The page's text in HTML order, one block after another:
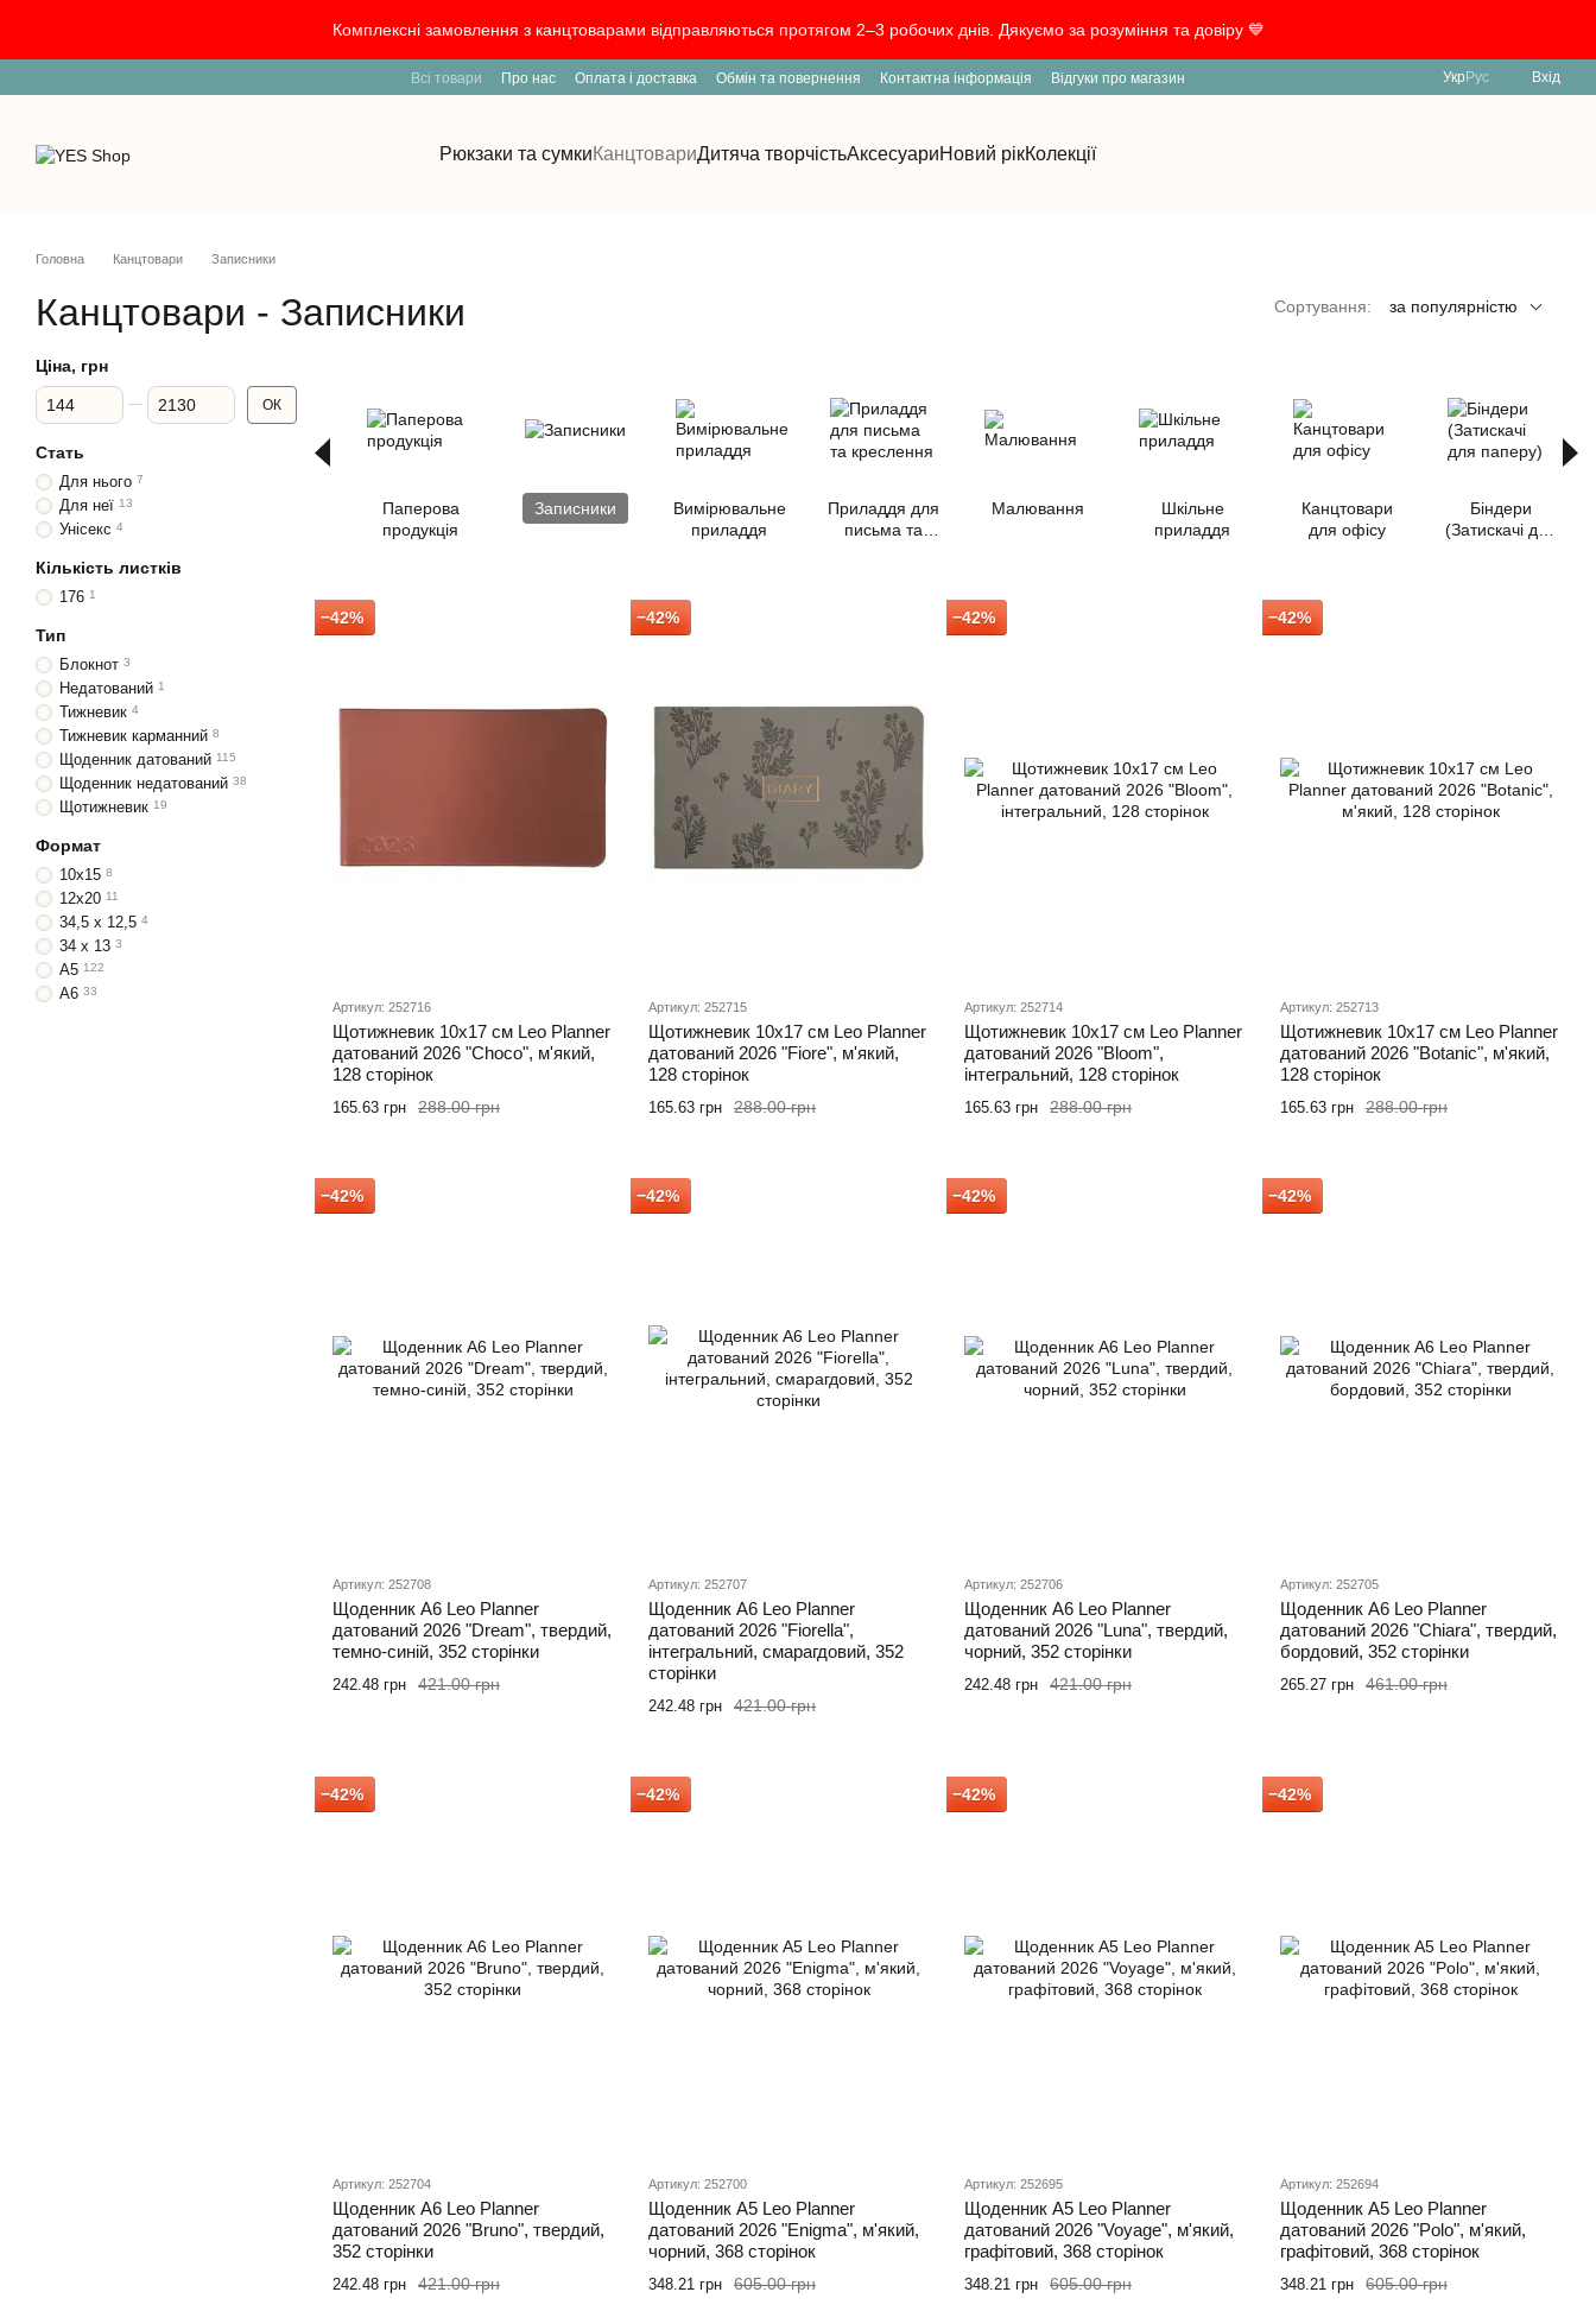
Комплексні замовлення з канцтоварами відправляються протягом 2–3 робочих днів. Дякуємо за розуміння та довіру 💙
Всі товари Про нас Оплата і доставка Обмін та повернення Контактна інформація Відгуки про магазин Укр Рус Вхід
Рюкзаки та сумкиКанцтовариДитяча творчістьАксесуариНовий рікКолекції
Головна Канцтовари Записники
Канцтовари - Записники Сортування: за популярністю
Паперова
продукція
Записники
Вимірювальне
приладдя
Приладдя для
письма та
Малювання
Шкільне
приладдя
Канцтовари
для офісу
Біндери
(Затискачі для
−42%
Артикул: 252716
Щотижневик 10х17 см Leo Planner
датований 2026 "Choco", м'який,
128 сторінок
288.00 грн
165.63 грн
−42%
Артикул: 252715
Щотижневик 10х17 см Leo Planner
датований 2026 "Fiore", м'який,
128 сторінок
288.00 грн
165.63 грн
−42%
Артикул: 252714
Щотижневик 10х17 см Leo Planner
датований 2026 "Bloom",
інтегральний, 128 сторінок
288.00 грн
165.63 грн
−42%
Артикул: 252713
Щотижневик 10х17 см Leo Planner
датований 2026 "Botanic", м'який,
128 сторінок
288.00 грн
165.63 грн
−42%
Артикул: 252708
Щоденник А6 Leo Planner
датований 2026 "Dream", твердий,
темно-синій, 352 сторінки
421.00 грн
242.48 грн
−42%
Артикул: 252707
Щоденник А6 Leo Planner
датований 2026 "Fiorella",
інтегральний, смарагдовий, 352
сторінки
421.00 грн
242.48 грн
−42%
Артикул: 252706
Щоденник А6 Leo Planner
датований 2026 "Luna", твердий,
чорний, 352 сторінки
421.00 грн
242.48 грн
−42%
Артикул: 252705
Щоденник А6 Leo Planner
датований 2026 "Chiara", твердий,
бордовий, 352 сторінки
461.00 грн
265.27 грн
−42%
Артикул: 252704
Щоденник А6 Leo Planner
датований 2026 "Bruno", твердий,
352 сторінки
421.00 грн
242.48 грн
−42%
Артикул: 252700
Щоденник А5 Leo Planner
датований 2026 "Enigma", м'який,
чорний, 368 сторінок
605.00 грн
348.21 грн
−42%
Артикул: 252695
Щоденник А5 Leo Planner
датований 2026 "Voyage", м'який,
графітовий, 368 сторінок
605.00 грн
348.21 грн
−42%
Артикул: 252694
Щоденник А5 Leo Planner
датований 2026 "Polo", м'який,
графітовий, 368 сторінок
605.00 грн
348.21 грн
Ціна, грн
Від Ціна, грн
До Ціна, грн ОК
Стать
Для нього 7
Для неї 13
Унісекс 4
Кількість листків
176 1
Тип
Блокнот 3
Недатований 1
Тижневик 4
Тижневик карманний 8
Щоденник датований 115
Щоденник недатований 38
Щотижневик 19
Формат
10x15 8
12х20 11
34,5 х 12,5 4
34 х 13 3
A5 122
A6 33